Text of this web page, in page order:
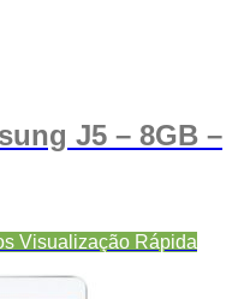
J5 – 8GB –
Visualização Rápida